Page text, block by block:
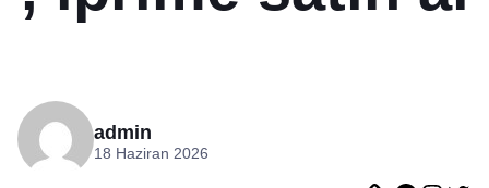
admin
18 Haziran 2026